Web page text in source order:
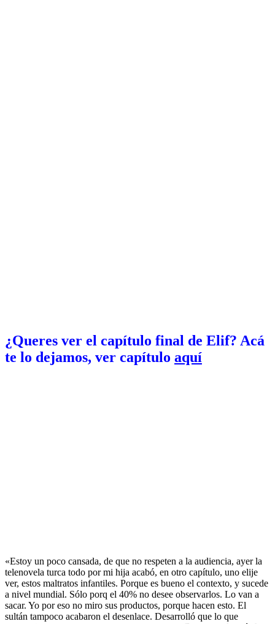
¿Queres ver el capítulo final de Elif? Acá
te lo dejamos, ver capítulo aquí
«Estoy un poco cansada, de que no respeten a la audiencia, ayer la
telenovela turca todo por mi hija acabó, en otro capítulo, uno elije
ver, estos maltratos infantiles. Porque es bueno el contexto, y sucede
a nivel mundial. Sólo porq el 40% no desee observarlos. Lo van a
sacar. Yo por eso no miro sus productos, porque hacen esto. El
sultán tampoco acabaron el desenlace. Desarrolló que lo que